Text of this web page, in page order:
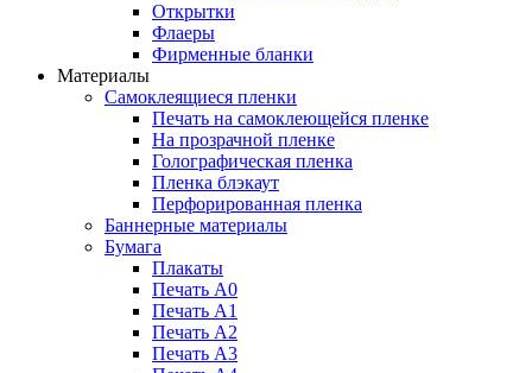
Открытки
Флаеры
Фирменные бланки
Материалы
Самоклеящиеся пленки
Печать на самоклеющейся пленке
На прозрачной пленке
Голографическая пленка
Пленка блэкаут
Перфорированная пленка
Баннерные материалы
Бумага
Плакаты
Печать А0
Печать А1
Печать А2
Печать А3